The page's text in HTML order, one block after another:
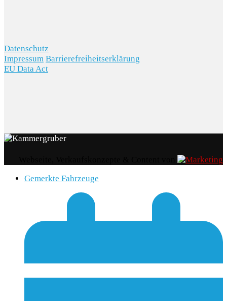
KARRIERE
Datenschutz
Impressum Barrierefreiheitserklärung
EU Data Act
Gemerkte Fahrzeuge